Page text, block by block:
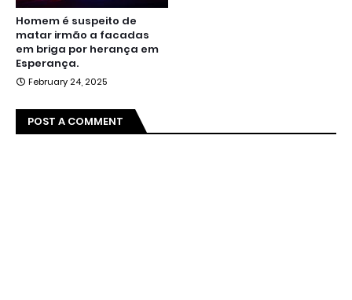
Homem é suspeito de
matar irmão a facadas
em briga por herança em
Esperança.
February 24, 2025
POST A COMMENT